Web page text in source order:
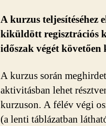
A kurzus teljesítéséhez
kiküldött regisztrációs
időszak végét
A kurzus során
aktivitásban lehet
kurzuson. A félév végi
(a lenti táblázatban